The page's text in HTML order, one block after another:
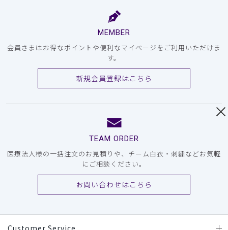
MEMBER
会員さまはお得なポイントや便利なマイページをご利用いただけま
す。
新規会員登録はこちら
TEAM ORDER
医療法人様の一括注文のお見積りや、チーム白衣・刺繍などお気軽
にご相談ください。
お問い合わせはこちら
Customer Service